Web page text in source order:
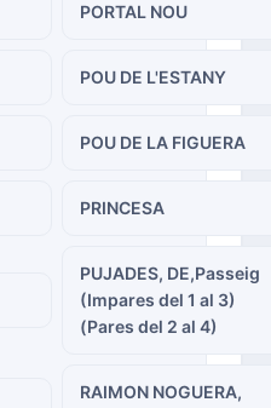
PORTAL NOU
POU DE L'ESTANY
POU DE LA FIGUERA
PRINCESA
PUJADES, DE,Passeig
(Impares del 1 al 3)
(Pares del 2 al 4)
RAIMON NOGUERA,